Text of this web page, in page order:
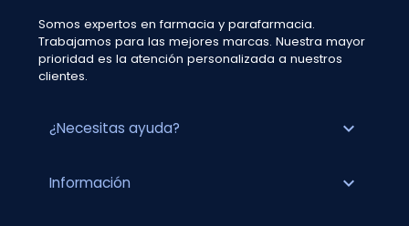
Somos expertos en farmacia y parafarmacia.
Trabajamos para las mejores marcas. Nuestra mayor
prioridad es la atención personalizada a nuestros
clientes.
¿Necesitas ayuda? expand_more
Información expand_more